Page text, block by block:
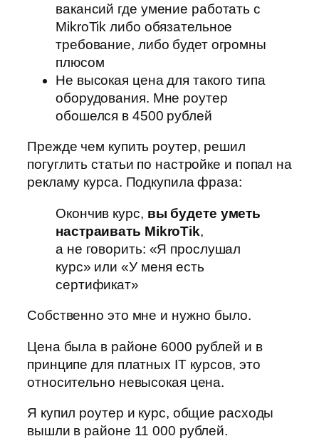
вакансий где умение работать с
MikroTik либо обязательное
требование, либо будет огромны
плюсом
Не высокая цена для такого типа
оборудования. Мне роутер
обошелся в 4500 рублей
Прежде чем купить роутер, решил
погуглить статьи по настройке и попал на
рекламу курса. Подкупила фраза:
Окончив курс, вы будете уметь
настраивать MikroTik,
а не говорить: «Я прослушал
курс» или «У меня есть
сертификат»
Собственно это мне и нужно было.
Цена была в районе 6000 рублей и в
принципе для платных IT курсов, это
относительно невысокая цена.
Я купил роутер и курс, общие расходы
вышли в районе 11 000 рублей.